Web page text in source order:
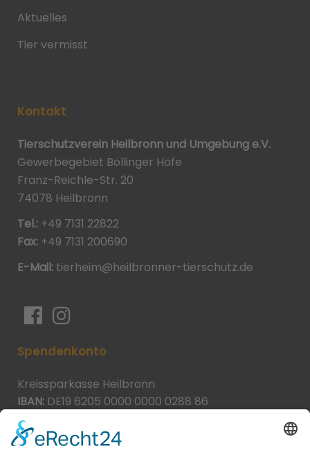
Aktuelles
Tier vermisst
Kontakt
Tierschutzverein Heilbronn und Umgebung e.V.
Gewerbegebiet Böllinger Höfe
Franz-Reichle-Str. 20
74078 Heilbronn
Tel.: +49 7131 22822
Fax: +49 7131 200690
E-Mail: tierheim@heilbronner-tierschutz.de
Spendenkonto
Kreissparkasse Heilbronn
IBAN: DE19 6205 0000 0000 0288 86
BIC: